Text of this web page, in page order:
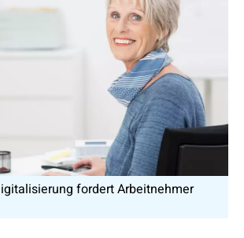
fordert Arbeitnehmer